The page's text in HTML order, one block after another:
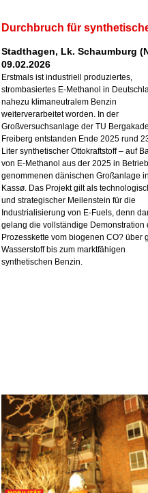
Durchbruch für
Stadthagen, Lk. Schaumburg
09.02.2026
Erstmals ist industriell produziertes,
strombasiertes E-Methanol in
nahezu klimaneutralem Benzin
weiterverarbeitet worden. In der
Großversuchsanlage der TU
Freiberg entstanden Ende 2025 rund
Liter synthetischer Ottokraftstoff – auf
von E-Methanol aus der 2025 in Betrieb
genommenen dänischen Großanlage
Kassø. Das Projekt gilt als
und strategischer Meilenstein für die
Industrialisierung von E-Fuels, denn
gelang die vollständige Demonstration
Prozesskette vom biogenen CO? über
Wasserstoff bis zum marktfähigen
synthetischen Benzin.